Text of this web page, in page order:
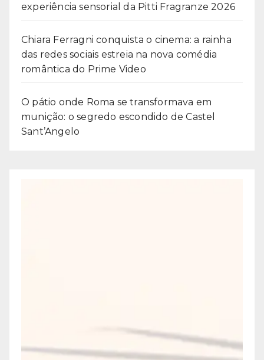
experiência sensorial da Pitti Fragranze 2026
Chiara Ferragni conquista o cinema: a rainha
das redes sociais estreia na nova comédia
romântica do Prime Video
O pátio onde Roma se transformava em
munição: o segredo escondido de Castel
Sant’Angelo